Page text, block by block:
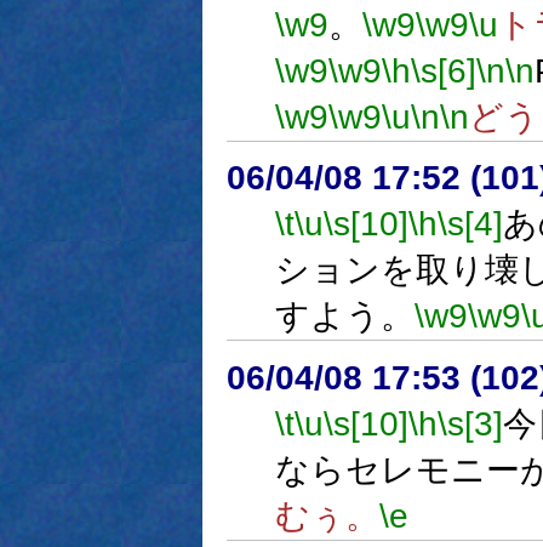
\w9。 \w9\w9\u
\w9\w9\h\s[6]\n\n
\w9\w9\u\n\nど
06/04/08 17:52
\t\u\s[10]\h\s[4]
ションを取り壊
すよう。 \w9\w9
06/04/08 17:53
\t\u\s[10]\h\s[3]
ならセレモニー
むぅ。 \e